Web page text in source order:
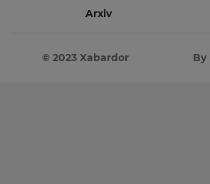
Arxiv
© 2023 Xabardor By